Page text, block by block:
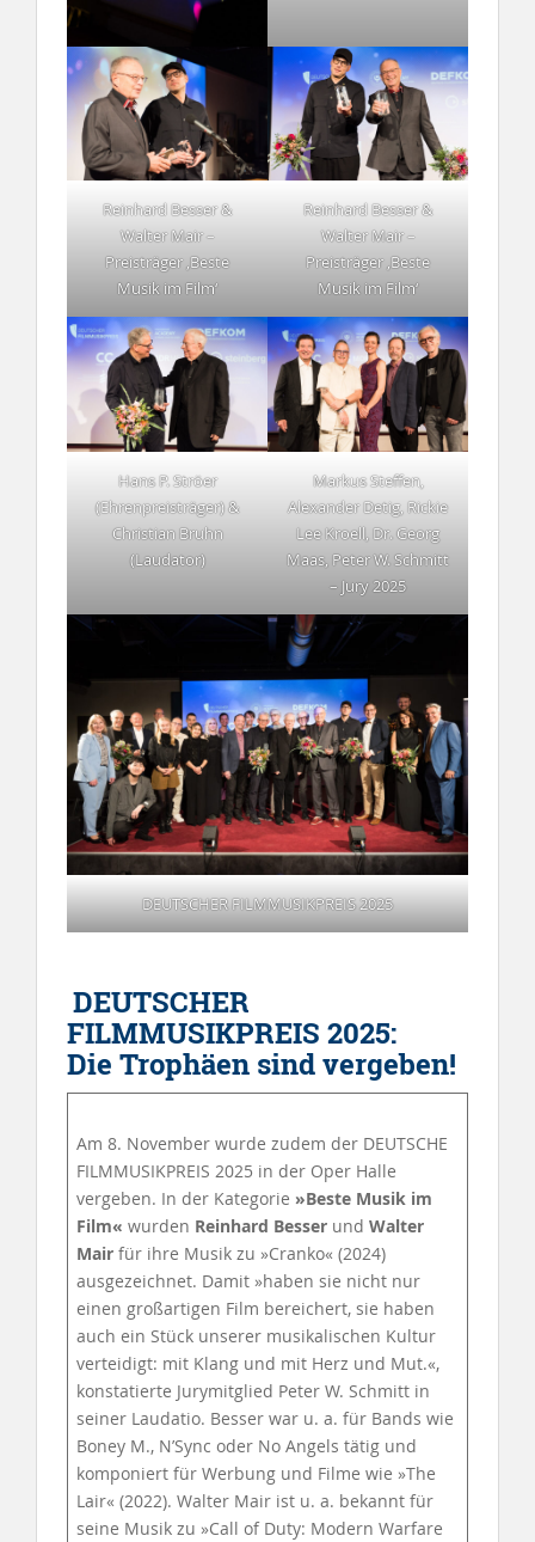
Reinhard Besser &
Walter Mair –
Preisträger ‚Beste
Musik im Film‘
Reinhard Besser &
Walter Mair –
Preisträger ‚Beste
Musik im Film‘
Hans P. Ströer
(Ehrenpreisträger) &
Christian Bruhn
(Laudator)
Markus Steffen,
Alexander Detig, Rickie
Lee Kroell, Dr. Georg
Maas, Peter W. Schmitt
– Jury 2025
DEUTSCHER FILMMUSIKPREIS 2025
DEUTSCHER
FILMMUSIKPREIS 2025:
Die Trophäen sind vergeben!
Am 8. November wurde zudem der DEUTSCHE
FILMMUSIKPREIS 2025 in der Oper Halle
vergeben. In der Kategorie »Beste Musik im
Film« wurden Reinhard Besser und Walter
Mair für ihre Musik zu »Cranko« (2024)
ausgezeichnet. Damit »haben sie nicht nur
einen großartigen Film bereichert, sie haben
auch ein Stück unserer musikalischen Kultur
verteidigt: mit Klang und mit Herz und Mut.«,
konstatierte Jurymitglied Peter W. Schmitt in
seiner Laudatio. Besser war u. a. für Bands wie
Boney M., N’Sync oder No Angels tätig und
komponiert für Werbung und Filme wie »The
Lair« (2022). Walter Mair ist u. a. bekannt für
seine Musik zu »Call of Duty: Modern Warfare